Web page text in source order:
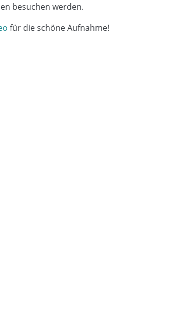
besuchen werden.
für die schöne Aufnahme!